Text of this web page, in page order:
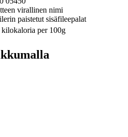
virallinen nimi
paistetut sisäfileepalat
kilokaloria per 100g